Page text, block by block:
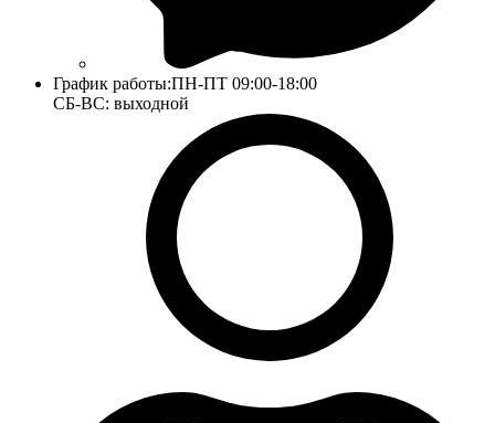
График работы:ПН-ПТ 09:00-18:00
СБ-ВС: выходной